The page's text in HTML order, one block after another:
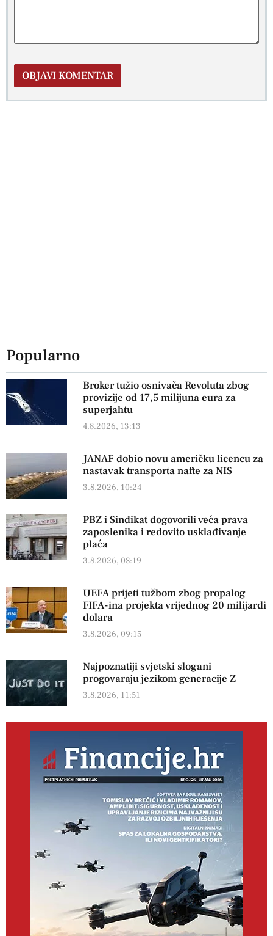
Popularno
Broker tužio osnivača Revoluta zbog
provizije od 17,5 milijuna eura za
superjahtu
4.8.2026, 13:13
JANAF dobio novu američku licencu za
nastavak transporta nafte za NIS
3.8.2026, 10:24
PBZ i Sindikat dogovorili veća prava
zaposlenika i redovito usklađivanje
plaća
3.8.2026, 08:19
UEFA prijeti tužbom zbog propalog
FIFA-ina projekta vrijednog 20 milijardi
dolara
3.8.2026, 09:15
Najpoznatiji svjetski slogani
progovaraju jezikom generacije Z
3.8.2026, 11:51